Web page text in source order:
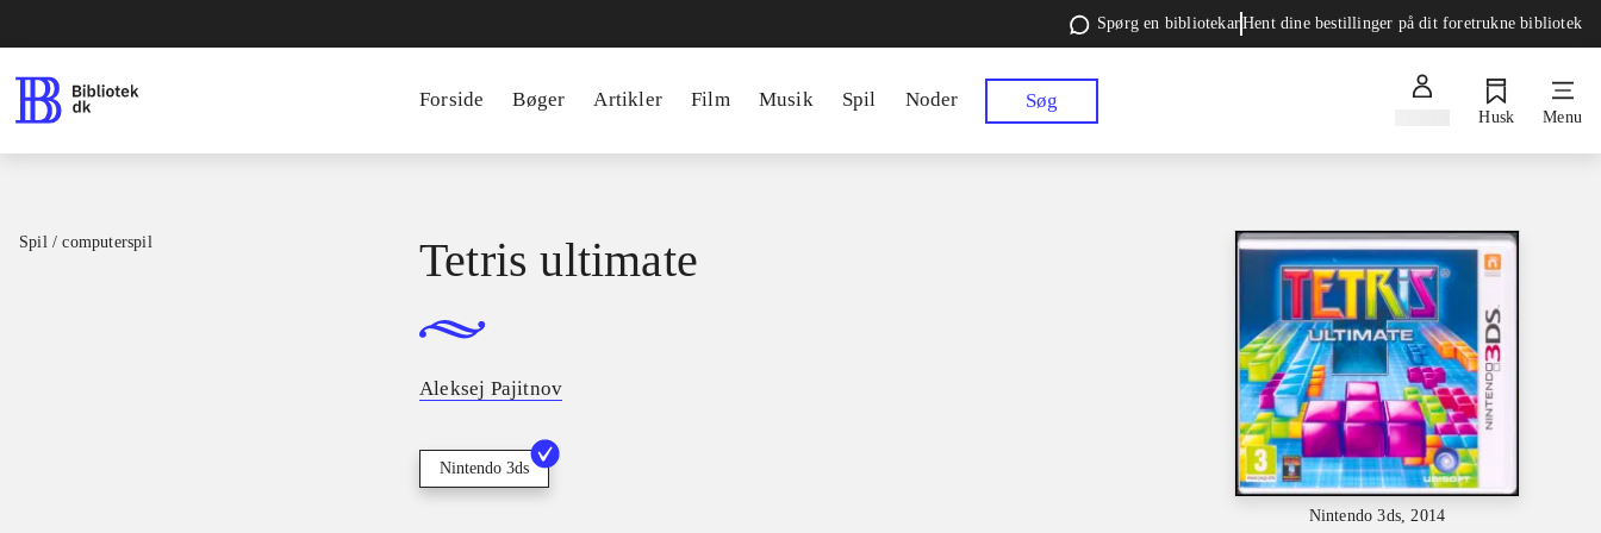
Spørg en bibliotekarHent dine bestillinger på dit foretrukne bibliotek
Forside Bøger Artikler Film Musik Spil Noder Søg
Husk Menu
Spil / computerspil
Nintendo 3ds, 2014
Tetris ultimate
Aleksej Pajitnov
Nintendo 3ds